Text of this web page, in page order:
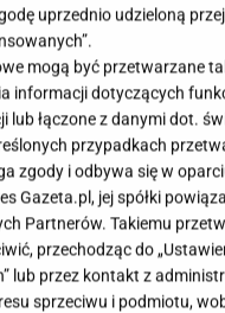
Deportacja Ukraińców w wieku
uderza w pomysł PiS
- o tych zawodach nawet
kim był retman?
uprzednio udzieloną
mogą być przetwarzane
informacji dotyczących
lub łączone z danymi dot.
przypadkach
zgody i odbywa się w
Gazeta.pl, jej spółki
Partnerów. Takiemu
przechodząc do
lub przez kontakt z
sprzeciwu i podmiotu,